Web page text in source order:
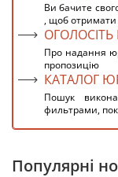
Ви бачите
, щоб отримати
Про надання
пропозицію
КАТАЛОГ
Пошук
фильтрами,
Популярні